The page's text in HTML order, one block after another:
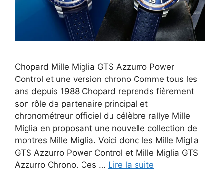
Chopard Mille Miglia GTS Azzurro Power
Control et une version chrono Comme tous les
ans depuis 1988 Chopard reprends fièrement
son rôle de partenaire principal et
chronométreur officiel du célèbre rallye Mille
Miglia en proposant une nouvelle collection de
montres Mille Miglia. Voici donc les Mille Miglia
GTS Azzurro Power Control et Mille Miglia GTS
Azzurro Chrono. Ces … Lire la suite